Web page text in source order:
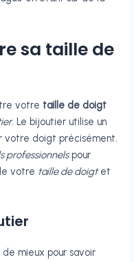
sa taille de
votre taille de doigt
. Le bijoutier utilise un
votre doigt précisément.
professionnelspour
votre taille de doigtet
mieux pour savoir